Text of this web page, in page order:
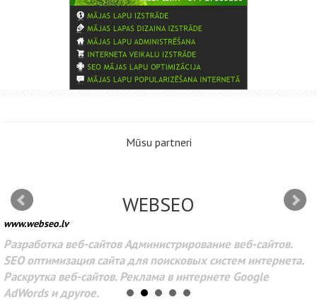
Mūsu partneri
WEBSEO
www.webseo.lv
Разработка веб-сайтов Администрирование веб-сайтов.
SEO оптимизация сайта для поисковых систем интернета.
Раскрутка веб-сайтов. Реклама в интернете Google
AdWords и другое.